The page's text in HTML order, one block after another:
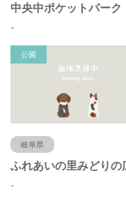
-
公園
岐阜県
-